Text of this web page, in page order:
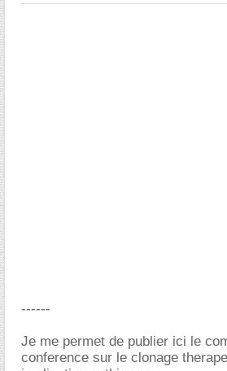
------
Je me permet de publier ici le
conference sur le clonage